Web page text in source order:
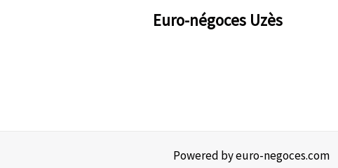
Euro-négoces Uzès
Powered by euro-negoces.com